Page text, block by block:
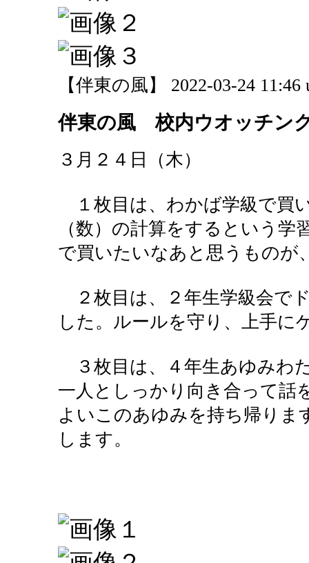
【伴東の風】 2022-03-24 11:46
伴東の風 校内ウオッチン
３月２４日（木）
１枚目は、わかば学級で買
（数）の計算をするという
で買いたいなあと思うものが
２枚目は、２年生学級会で
した。ルールを守り、上手に
３枚目は、４年生あゆみわ
一人としっかり向き合って話
よいこのあゆみを持ち帰りま
します。